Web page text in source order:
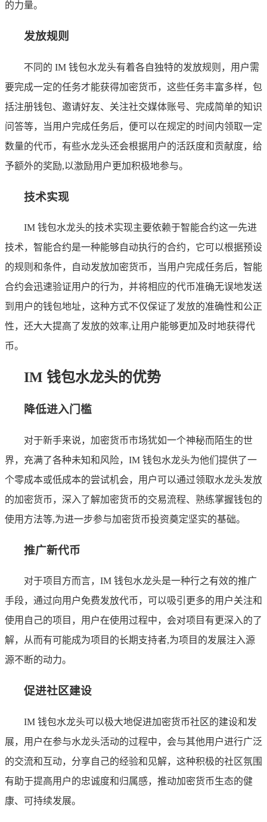
的力量。
发放规则
不同的 IM 钱包水龙头有着各自独特的发放规则，用户需
要完成一定的任务才能获得加密货币，这些任务丰富多样，包
括注册钱包、邀请好友、关注社交媒体账号、完成简单的知识
问答等，当用户完成任务后，便可以在规定的时间内领取一定
数量的代币，有些水龙头还会根据用户的活跃度和贡献度，给
予额外的奖励,以激励用户更加积极地参与。
技术实现
IM 钱包水龙头的技术实现主要依赖于智能合约这一先进
技术，智能合约是一种能够自动执行的合约，它可以根据预设
的规则和条件，自动发放加密货币，当用户完成任务后，智能
合约会迅速验证用户的行为，并将相应的代币准确无误地发送
到用户的钱包地址，这种方式不仅保证了发放的准确性和公正
性，还大大提高了发放的效率,让用户能够更加及时地获得代
币。
IM 钱包水龙头的优势
降低进入门槛
对于新手来说，加密货币市场犹如一个神秘而陌生的世
界，充满了各种未知和风险，IM 钱包水龙头为他们提供了一
个零成本或低成本的尝试机会，用户可以通过领取水龙头发放
的加密货币，深入了解加密货币的交易流程、熟练掌握钱包的
使用方法等,为进一步参与加密货币投资奠定坚实的基础。
推广新代币
对于项目方而言，IM 钱包水龙头是一种行之有效的推广
手段，通过向用户免费发放代币，可以吸引更多的用户关注和
使用自己的项目，用户在使用过程中，会对项目有更深入的了
解，从而有可能成为项目的长期支持者,为项目的发展注入源
源不断的动力。
促进社区建设
IM 钱包水龙头可以极大地促进加密货币社区的建设和发
展，用户在参与水龙头活动的过程中，会与其他用户进行广泛
的交流和互动，分享自己的经验和见解，这种积极的社区氛围
有助于提高用户的忠诚度和归属感，推动加密货币生态的健
康、可持续发展。